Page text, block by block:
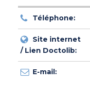
Téléphone:
Site internet
/ Lien Doctolib:
E-mail: